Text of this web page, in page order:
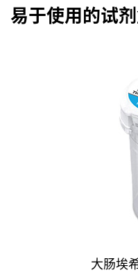
易于使用的试
大肠埃